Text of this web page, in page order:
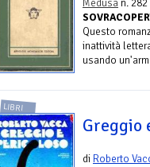
Questo
inattività
usando
LIBRI
Greggio
di Roberto